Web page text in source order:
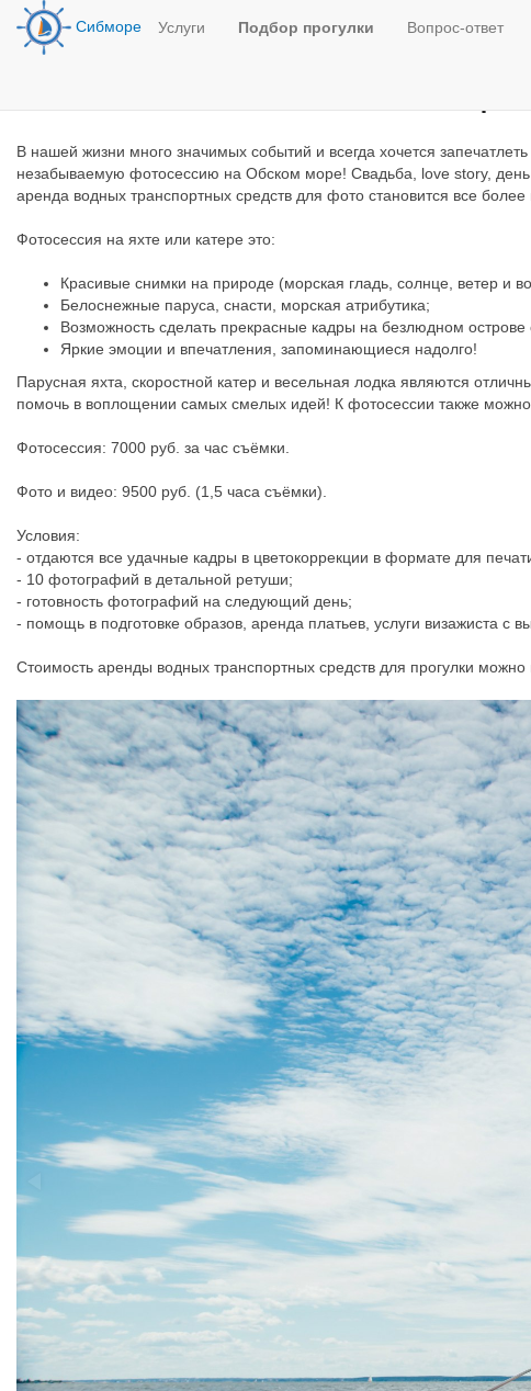
Сибморе Услуги Подбор прогулки Вопрос-ответ
В нашей жизни много значимых событий и всегда хочется
незабываемую фотосессию на Обском море! Свадьба, love story,
аренда водных транспортных средств для фото становится все
Фотосессия на яхте или катере это:
Красивые снимки на природе (морская гладь, солнце, ветер и
Белоснежные паруса, снасти, морская атрибутика;
Возможность сделать прекрасные кадры на безлюдном
Яркие эмоции и впечатления, запоминающиеся надолго!
Парусная яхта, скоростной катер и весельная лодка являются
помочь в воплощении самых смелых идей! К фотосессии также можно
Фотосессия: 7000 руб. за час съёмки.
Фото и видео: 9500 руб. (1,5 часа съёмки).
Условия:
- отдаются все удачные кадры в цветокоррекции в формате для
- 10 фотографий в детальной ретуши;
- готовность фотографий на следующий день;
- помощь в подготовке образов, аренда платьев, услуги визажиста с
Стоимость аренды водных транспортных средств для прогулки можно